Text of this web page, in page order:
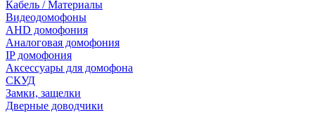
Кабель / Материалы
Видеодомофоны
AHD домофония
Аналоговая домофония
IP домофония
Аксессуары для домофона
СКУД
Замки, защелки
Дверные доводчики